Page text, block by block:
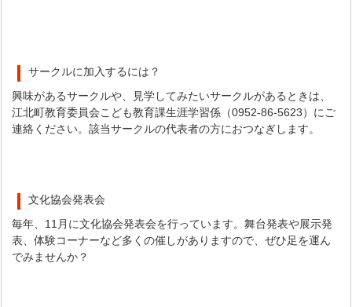
サークルに加入するには？
興味があるサークルや、見学してみたいサークルがあるときは、
江北町教育委員会こども教育課生涯学習係（0952-86-5623）にご
連絡ください。該当サークルの代表者の方におつなぎします。
文化協会発表会
毎年、11月に文化協会発表会を行っています。舞台発表や展示発
表、体験コーナーなど多くの催しがありますので、ぜひ足を運ん
でみませんか？